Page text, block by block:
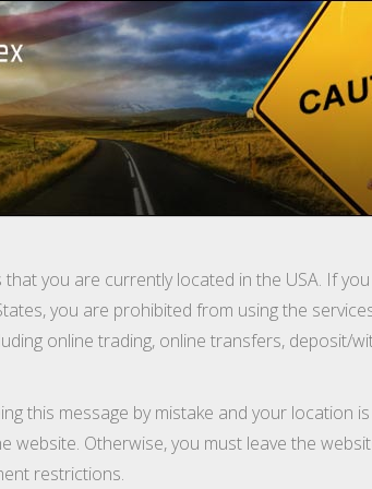
Plateforme de trading
Pour les
investisseurs
Pour les
partenaires
d’un compte* et remplir le formulaire
quelque instants.
you are currently located in the USA. If
you are prohibited from using the
online trading, online transfers, deposit/
this message by mistake and your location
website. Otherwise, you must leave the
restrictions.